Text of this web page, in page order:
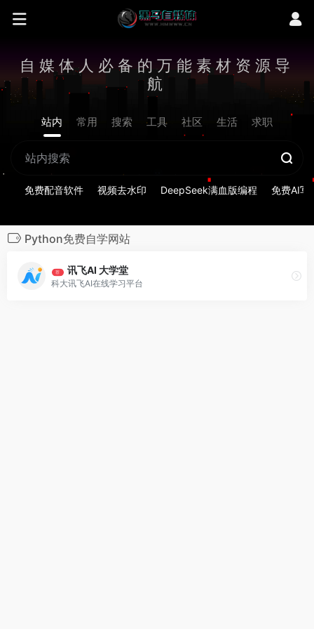
自媒体人必备的万能素材资源导
航
站内 常用 搜索 工具 社区 生活 求职
免费配音软件 视频去水印 DeepSeek满血版编程 免费AI写
Python免费自学网站
荐 讯飞AI 大学堂
科大讯飞AI在线学习平台